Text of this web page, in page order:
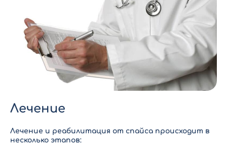
Лечение
Лечение и реабилитация от спайса происходит в
несколько этапов: